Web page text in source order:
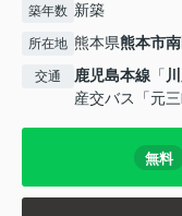
築年数 新築
所在地 熊本県熊本市
交通 鹿児島本線 「
産交バス「元
無料